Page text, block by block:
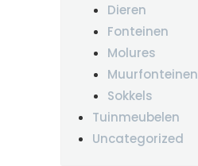
Dieren
Fonteinen
Molures
Muurfonteinen
Sokkels
Tuinmeubelen
Uncategorized